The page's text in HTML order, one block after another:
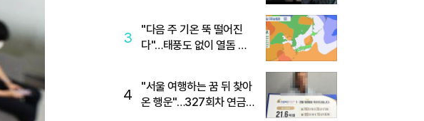
3
"다음 주 기온 뚝 떨어진
다"…태풍도 없이 열돔 박
4
"서울 여행하는 꿈 뒤 찾아
온 행운"…327회차 연금